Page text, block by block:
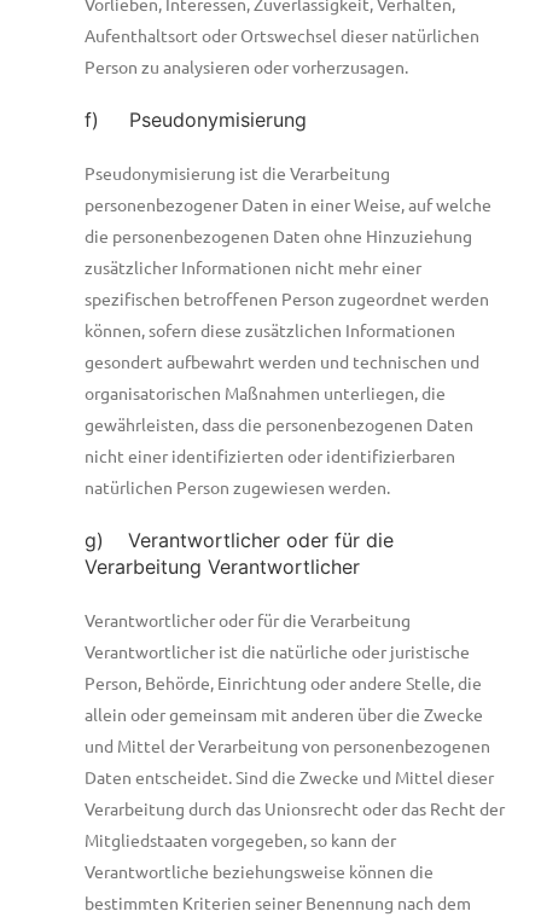
Aufenthaltsort oder Ortswechsel dieser natürlichen
Person zu analysieren oder vorherzusagen.
f) Pseudonymisierung
Pseudonymisierung ist die Verarbeitung
personenbezogener Daten in einer Weise, auf welche
die personenbezogenen Daten ohne Hinzuziehung
zusätzlicher Informationen nicht mehr einer
spezifischen betroffenen Person zugeordnet werden
können, sofern diese zusätzlichen Informationen
gesondert aufbewahrt werden und technischen und
organisatorischen Maßnahmen unterliegen, die
gewährleisten, dass die personenbezogenen Daten
nicht einer identifizierten oder identifizierbaren
natürlichen Person zugewiesen werden.
g) Verantwortlicher oder für die
Verarbeitung Verantwortlicher
Verantwortlicher oder für die Verarbeitung
Verantwortlicher ist die natürliche oder juristische
Person, Behörde, Einrichtung oder andere Stelle, die
allein oder gemeinsam mit anderen über die Zwecke
und Mittel der Verarbeitung von personenbezogenen
Daten entscheidet. Sind die Zwecke und Mittel dieser
Verarbeitung durch das Unionsrecht oder das Recht der
Mitgliedstaaten vorgegeben, so kann der
Verantwortliche beziehungsweise können die
bestimmten Kriterien seiner Benennung nach dem